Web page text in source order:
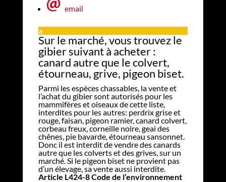
email
a
Sur le marché, vous trouvez le
gibier suivant à acheter :
canard autre que le colvert,
étourneau, grive, pigeon biset.
Parmi les espèces chassables, la vente et
l’achat du gibier sont autorisés pour les
mammifères et oiseaux de cette liste,
interdites pour les autres: perdrix grise et
rouge, faisan, pigeon ramier, canard colvert,
corbeau freux, corneille noire, geai des
chênes, pie bavarde, étourneau sansonnet.
Donc il est interdit de vendre des canards
autre que les colverts et des grives, sur un
marché. Si le pigeon biset ne provient pas
d’un élevage, sa vente aussi interdite.
Article L424-8 Code de l’environnement